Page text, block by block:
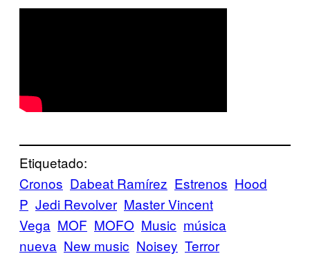
Etiquetado:
Cronos Dabeat Ramírez Estrenos Hood
P Jedi Revolver Master Vincent
Vega MOF MOFO Music música
nueva New music Noisey Terror